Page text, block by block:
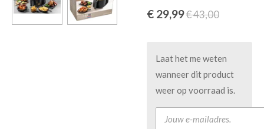
€ 29,99€ 43,00
Laat het me weten
wanneer dit product
weer op voorraad is.